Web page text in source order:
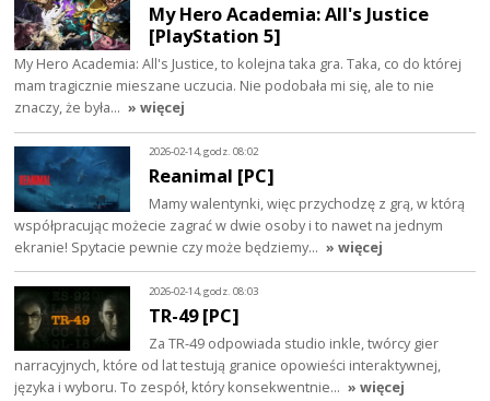
My Hero Academia: All's Justice
[PlayStation 5]
My Hero Academia: All's Justice, to kolejna taka gra. Taka, co do której
mam tragicznie mieszane uczucia. Nie podobała mi się, ale to nie
znaczy, że była… » więcej
2026-02-14, godz. 08:02
Reanimal [PC]
Mamy walentynki, więc przychodzę z grą, w którą
współpracując możecie zagrać w dwie osoby i to nawet na jednym
ekranie! Spytacie pewnie czy może będziemy… » więcej
2026-02-14, godz. 08:03
TR-49 [PC]
Za TR-49 odpowiada studio inkle, twórcy gier
narracyjnych, które od lat testują granice opowieści interaktywnej,
języka i wyboru. To zespół, który konsekwentnie… » więcej